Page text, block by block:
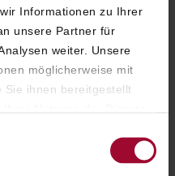
Informationen zu Ihrer
unsere Partner für
weiter. Unsere
möglicherweise mit
Sie ihnen bereitgestellt